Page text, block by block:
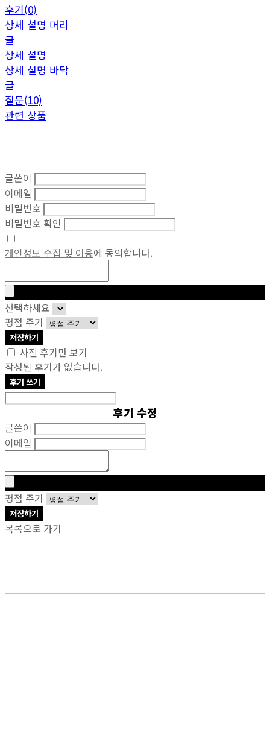
후기(0)
상세 설명 머리
글
상세 설명
상세 설명 바닥
글
질문(10)
관련 상품
글쓴이
이메일
비밀번호
비밀번호 확인
개인정보 수집 및 이용에 동의합니다.
선택하세요
평점 주기
저장하기
사진 후기만 보기
작성된 후기가 없습니다.
후기 쓰기
후기 수정
글쓴이
이메일
평점 주기
저장하기
목록으로 가기